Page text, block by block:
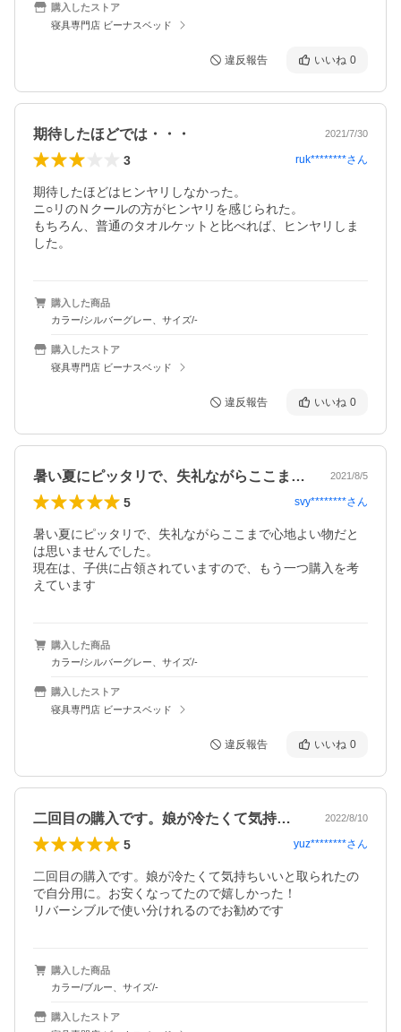
購入したストア
寝具専門店 ビーナスベッド
違反報告 いいね 0
期待したほどでは・・・ 2021/7/30
3 ruk********さん
期待したほどはヒンヤリしなかった。
ニ○リのＮクールの方がヒンヤリを感じられた。
もちろん、普通のタオルケットと比べれば、ヒンヤリしま
した。
購入した商品
カラー/シルバーグレー、サイズ/-
購入したストア
寝具専門店 ビーナスベッド
違反報告 いいね 0
暑い夏にピッタリで、失礼ながらここまで… 2021/8/5
5 svy********さん
暑い夏にピッタリで、失礼ながらここまで心地よい物だと
は思いませんでした。
現在は、子供に占領されていますので、もう一つ購入を考
えています
購入した商品
カラー/シルバーグレー、サイズ/-
購入したストア
寝具専門店 ビーナスベッド
違反報告 いいね 0
二回目の購入です。娘が冷たくて気持ちい… 2022/8/10
5 yuz********さん
二回目の購入です。娘が冷たくて気持ちいいと取られたの
で自分用に。お安くなってたので嬉しかった！
リバーシブルで使い分けれるのでお勧めです
購入した商品
カラー/ブルー、サイズ/-
購入したストア